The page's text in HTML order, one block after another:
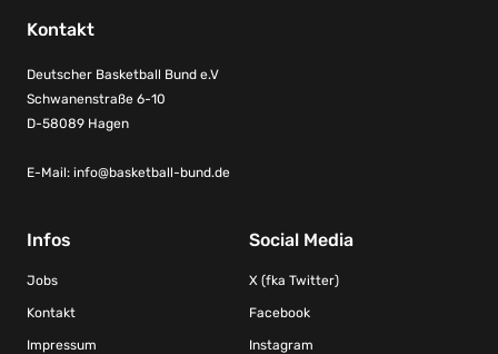
Kontakt
Deutscher Basketball Bund e.V
Schwanenstraße 6-10
D-58089 Hagen
E-Mail: info@basketball-bund.de
Infos
Jobs
Kontakt
Impressum
Social Media
X (fka Twitter)
Facebook
Instagram